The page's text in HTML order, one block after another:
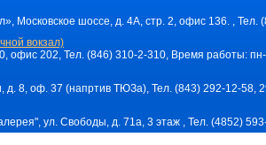
Московское шоссе, д. 4А, стр. 2, офис 136. ,
вокзал)
офис 202, Тел. (846) 310-2-310, Время работы:
д. 8, оф. 37 (напртив ТЮЗа), Тел. (843) 292-12-
ул. Свободы, д. 71a, 3 этаж , Тел. (4852)